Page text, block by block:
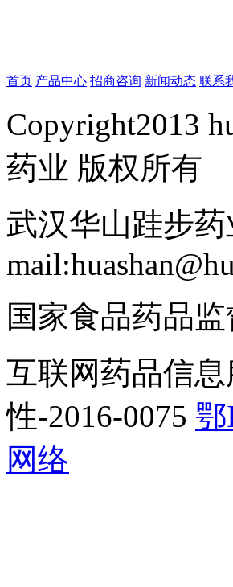
首页 产品中心 招商咨询 新闻动态 联系
Copyright2013
药业 版权所有
武汉华山跬步
国家食品药品
互联网药品信
性-2016-0075 鄂
网络